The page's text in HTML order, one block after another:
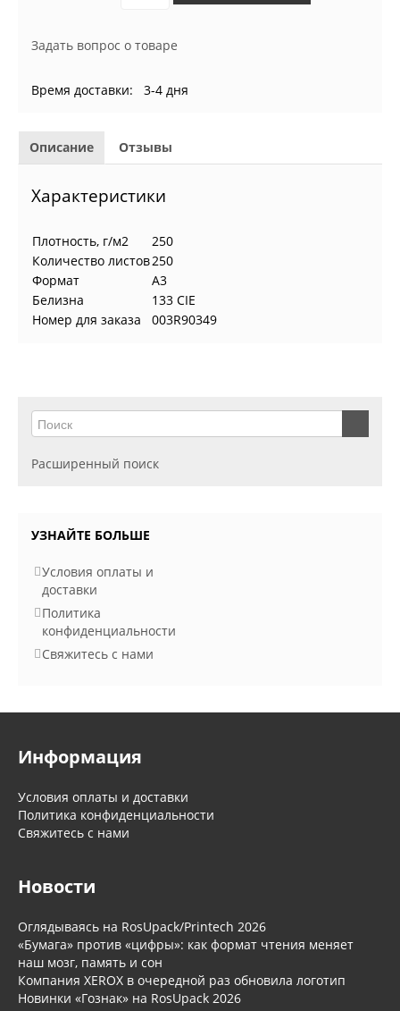
Задать вопрос о товаре
Время доставки: 3-4 дня
Описание Отзывы
Характеристики
Плотность, г/м2
250
Количество листов250
Формат
A3
Белизна
133 CIE
Номер для заказа
003R90349
Расширенный поиск
УЗНАЙТЕ БОЛЬШЕ
Условия оплаты и
доставки
Политика
конфиденциальности
Свяжитесь с нами
Информация
Условия оплаты и доставки
Политика конфиденциальности
Свяжитесь с нами
Новости
Оглядываясь на RosUpack/Printech 2026
«Бумага» против «цифры»: как формат чтения меняет
наш мозг, память и сон
Компания XEROX в очередной раз обновила логотип
Новинки «Гознак» на RosUpack 2026